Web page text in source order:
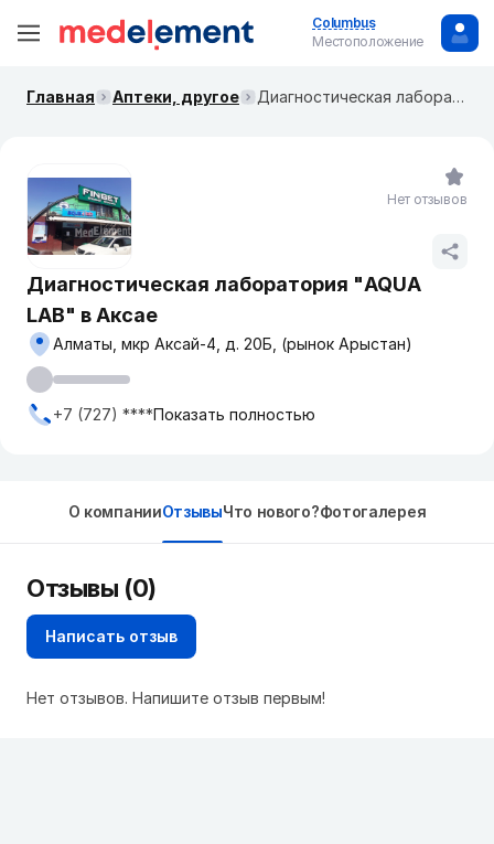
Columbus
Местоположение
Главная Аптеки, другое Диагностическая лаборатория "AQUA LAB" в Аксае
Диагностическая лаборатория "AQUA
LAB" в Аксае
Алматы, мкр Аксай-4, д. 20Б, (рынок Арыстан)
+7 (727) ****Показать полностью
Нет отзывов
О компанииОтзывыЧто нового?Фотогалерея
Отзывы (0)
Написать отзыв
Нет отзывов. Напишите отзыв первым!